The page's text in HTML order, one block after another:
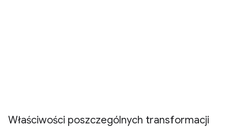
Właściwości poszczególnych transformacji